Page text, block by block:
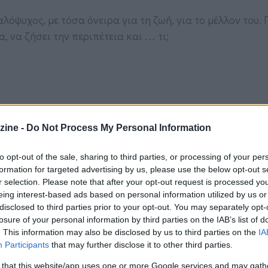
- Do Not Process My Personal Information
opt-out of the sale, sharing to third parties, or processing of your
for targeted advertising by us, please use the below opt-out
selection. Please note that after your opt-out request is processed
interest-based ads based on personal information utilized by us
to third parties prior to your opt-out. You may separately
of your personal information by third parties on the IAB’s list of
This information may also be disclosed by us to third parties on the
Participants that may further disclose it to other third parties.
that this website/app uses one or more Google services and may
με τόσα όνειρα για τη ζωή, για το μέλλον του.
να ζήσει την περιπέτεια και … τι;
γίνει ότι καλύτερο, καταρχάς να αποφύγει τον
λειτουργική ζωή.